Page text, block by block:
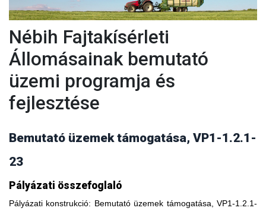
Nébih Fajtakísérleti
Állomásainak bemutató
üzemi programja és
fejlesztése
Bemutató üzemek támogatása, VP1-1.2.1-
23
Pályázati összefoglaló
Pályázati konstrukció: Bemutató üzemek támogatása, VP1-1.2.1-
A fajtakísérleti és fajtakitermesztési állomások
modernizálásával, olyan növényfajta kísérleteket lehet
végezni, melyekkel limitálhatóak a mezőgazdasági termesztés